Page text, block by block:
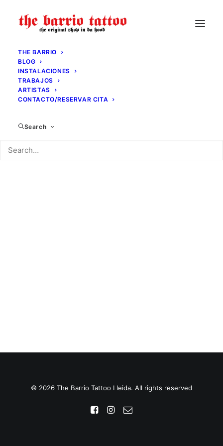
THE BARRIO
BLOG
INSTALACIONES
TRABAJOS
ARTISTAS
CONTACTO/RESERVAR CITA
Search
Mi cuenta
[woocommerce_my_account]
© 2026 The Barrio Tattoo Lleida. All rights reserved